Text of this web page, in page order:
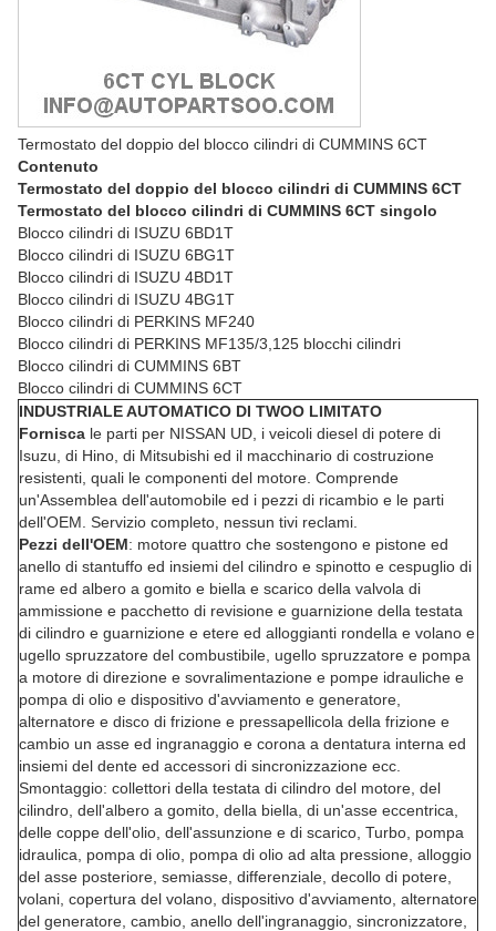
Termostato del doppio del blocco cilindri di CUMMINS 6CT
Contenuto
Termostato del doppio del blocco cilindri di CUMMINS 6CT
Termostato del blocco cilindri di CUMMINS 6CT singolo
Blocco cilindri di ISUZU 6BD1T
Blocco cilindri di ISUZU 6BG1T
Blocco cilindri di ISUZU 4BD1T
Blocco cilindri di ISUZU 4BG1T
Blocco cilindri di PERKINS MF240
Blocco cilindri di PERKINS MF135/3,125 blocchi cilindri
Blocco cilindri di CUMMINS 6BT
Blocco cilindri di CUMMINS 6CT
INDUSTRIALE AUTOMATICO DI TWOO LIMITATO
Fornisca le parti per NISSAN UD, i veicoli diesel di potere di
Isuzu, di Hino, di Mitsubishi ed il macchinario di costruzione
resistenti, quali le componenti del motore. Comprende
un'Assemblea dell'automobile ed i pezzi di ricambio e le parti
dell'OEM. Servizio completo, nessun tivi reclami.
Pezzi dell'OEM: motore quattro che sostengono e pistone ed
anello di stantuffo ed insiemi del cilindro e spinotto e cespuglio di
rame ed albero a gomito e biella e scarico della valvola di
ammissione e pacchetto di revisione e guarnizione della testata
di cilindro e guarnizione e etere ed alloggianti rondella e volano e
ugello spruzzatore del combustibile, ugello spruzzatore e pompa
a motore di direzione e sovralimentazione e pompe idrauliche e
pompa di olio e dispositivo d'avviamento e generatore,
alternatore e disco di frizione e pressapellicola della frizione e
cambio un asse ed ingranaggio e corona a dentatura interna ed
insiemi del dente ed accessori di sincronizzazione ecc.
Smontaggio: collettori della testata di cilindro del motore, del
cilindro, dell'albero a gomito, della biella, di un'asse eccentrica,
delle coppe dell'olio, dell'assunzione e di scarico, Turbo, pompa
idraulica, pompa di olio, pompa di olio ad alta pressione, alloggio
del asse posteriore, semiasse, differenziale, decollo di potere,
volani, copertura del volano, dispositivo d'avviamento, alternatore
del generatore, cambio, anello dell'ingranaggio, sincronizzatore,